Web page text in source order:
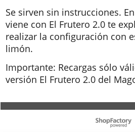
Se sirven sin instrucciones.
viene con El Frutero 2.0 te
realizar la configuración con
limón.
Importante: Recargas sólo
versión El Frutero 2.0 del
To create online store ShopFactory